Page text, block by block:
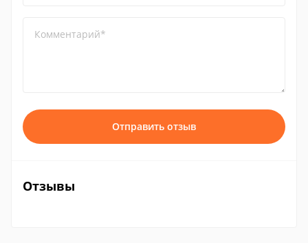
Комментарий*
Отправить отзыв
Отзывы